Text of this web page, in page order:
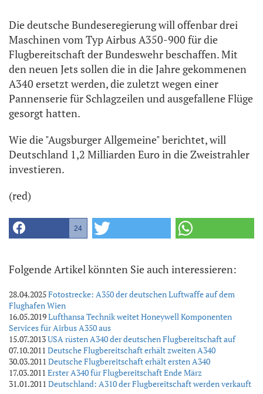
Die deutsche Bundeseregierung will offenbar drei
Maschinen vom Typ Airbus A350-900 für die
Flugbereitschaft der Bundeswehr beschaffen. Mit
den neuen Jets sollen die in die Jahre gekommenen
A340 ersetzt werden, die zuletzt wegen einer
Pannenserie für Schlagzeilen und ausgefallene Flüge
gesorgt hatten.
Wie die "Augsburger Allgemeine" berichtet, will
Deutschland 1,2 Milliarden Euro in die Zweistrahler
investieren.
(red)
24
Folgende Artikel könnten Sie auch interessieren:
28.04.2025Fotostrecke: A350 der deutschen Luftwaffe auf dem
Flughafen Wien
16.05.2019Lufthansa Technik weitet Honeywell Komponenten
Services für Airbus A350 aus
15.07.2013USA rüsten A340 der deutschen Flugbereitschaft auf
07.10.2011 Deutsche Flugbereitschaft erhält zweiten A340
30.03.2011 Deutsche Flugbereitschaft erhält ersten A340
17.03.2011 Erster A340 für Flugbereitschaft Ende März
31.01.2011 Deutschland: A310 der Flugbereitschaft werden verkauft